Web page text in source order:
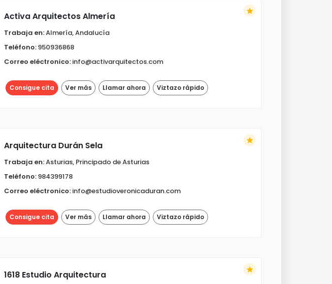
Activa Arquitectos Almería
Trabaja en:Almería, Andalucía
Teléfono: 950936868
Correo eléctronico: info@activarquitectos.com
Consigue cita Ver más Llamar ahora Viztazo rápido
star
Arquitectura Durán Sela
Trabaja en:Asturias, Principado de Asturias
Teléfono: 984399178
Correo eléctronico: info@estudioveronicaduran.com
Consigue cita Ver más Llamar ahora Viztazo rápido
star
1618 Estudio Arquitectura star